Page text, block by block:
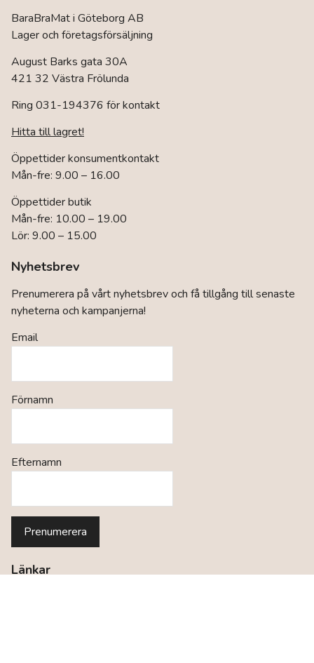
BaraBraMat i Göteborg AB
Lager och företagsförsäljning
August Barks gata 30A
421 32 Västra Frölunda
Ring 031-194376 för kontakt
Hitta till lagret!
Öppettider konsumentkontakt
Mån-fre: 9.00 – 16.00
Öppettider butik
Mån-fre: 10.00 – 19.00
Lör: 9.00 – 15.00
Nyhetsbrev
Prenumerera på vårt nyhetsbrev och få tillgång till senaste
nyheterna och kampanjerna!
Email
Förnamn
Efternamn
Länkar